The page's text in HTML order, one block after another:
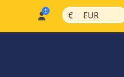
€ | EUR |